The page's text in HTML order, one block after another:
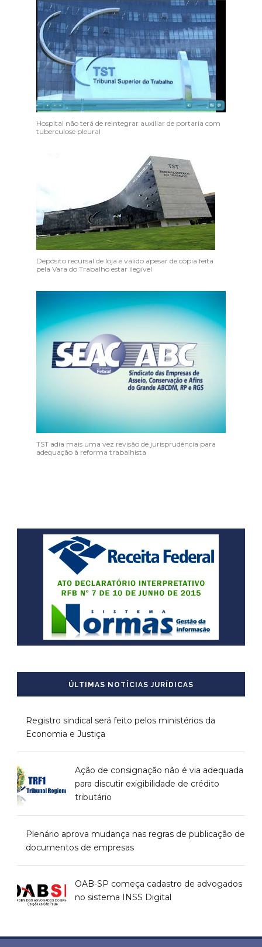
Hospital não terá de reintegrar auxiliar de portaria com
tuberculose pleural
Depósito recursal de loja é válido apesar de cópia feita
pela Vara do Trabalho estar ilegível
TST adia mais uma vez revisão de jurisprudência para
adequação à reforma trabalhista
ÚLTIMAS NOTÍCIAS JURÍDICAS
Registro sindical será feito pelos ministérios da
Economia e Justiça
Ação de consignação não é via adequada
para discutir exigibilidade de crédito
tributário
Plenário aprova mudança nas regras de publicação de
documentos de empresas
OAB-SP começa cadastro de advogados
no sistema INSS Digital